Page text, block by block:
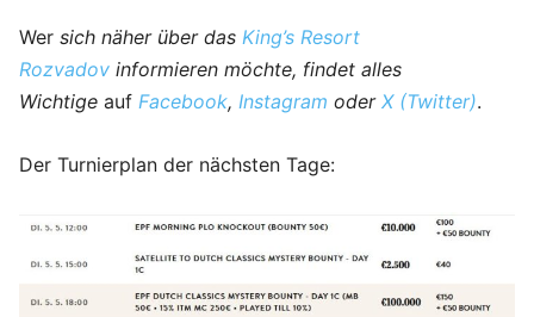
Wer sich näher über das King’s Resort
Rozvadov informieren möchte, findet alles
Wichtige auf Facebook, Instagram oder X (Twitter).
Der Turnierplan der nächsten Tage: